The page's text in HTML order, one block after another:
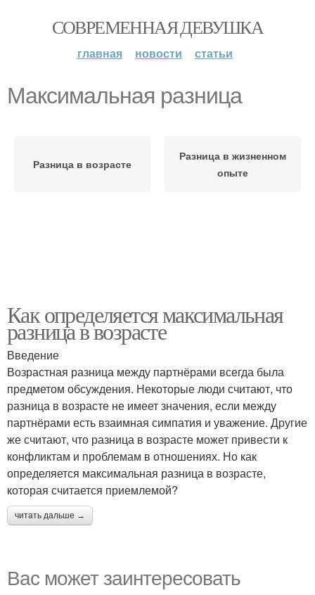
СОВРЕМЕННАЯ ДЕВУШКА
главная новости статьи
Максимальная разница
Разница в возрасте
Разница в жизненном
опыте
Как определяется максимальная
разница в возрасте
Введение
Возрастная разница между партнёрами всегда была
предметом обсуждения. Некоторые люди считают, что
разница в возрасте не имеет значения, если между
партнёрами есть взаимная симпатия и уважение. Другие
же считают, что разница в возрасте может привести к
конфликтам и проблемам в отношениях. Но как
определяется максимальная разница в возрасте,
которая считается приемлемой?
читать дальше →
Вас может заинтересовать